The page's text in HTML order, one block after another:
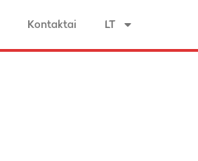
Kontaktai LT